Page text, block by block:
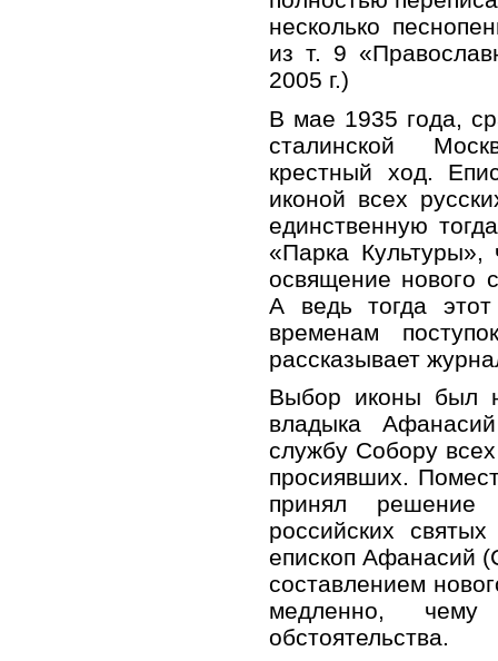
несколько
из т. 9
2005 г.)
В мае 1935 года,
сталинской
крестный ход.
иконой всех
единственную
«Парка
освящение нового
А ведь тогда
временам
рассказывает
Выбор иконы был
владыка
службу Собору
просиявших.
принял решение
российских
епископ Афанасий
составлением
медленно,
обстоятельства.